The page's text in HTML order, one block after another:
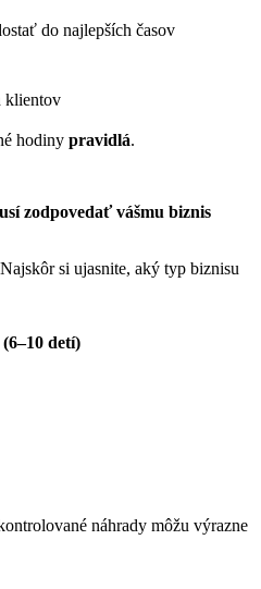
do najlepších časov
klientov
hodiny pravidlá.
zodpovedať vášmu biznis
si ujasnite, aký typ biznisu
detí)
náhrady môžu výrazne